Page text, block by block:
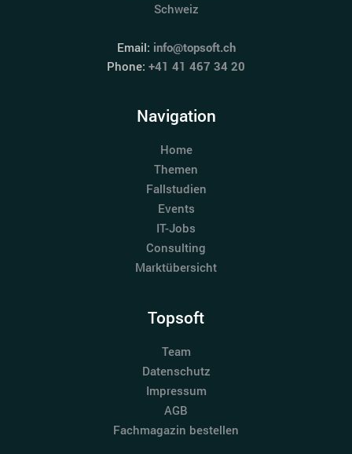
Schweiz
Email: info@topsoft.ch
Phone: +41 41 467 34 20
Navigation
Home
Themen
Fallstudien
Events
IT-Jobs
Consulting
Marktübersicht
Topsoft
Team
Datenschutz
Impressum
AGB
Fachmagazin bestellen